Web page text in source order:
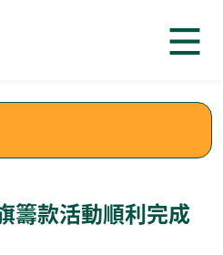
籌款活動順利完成